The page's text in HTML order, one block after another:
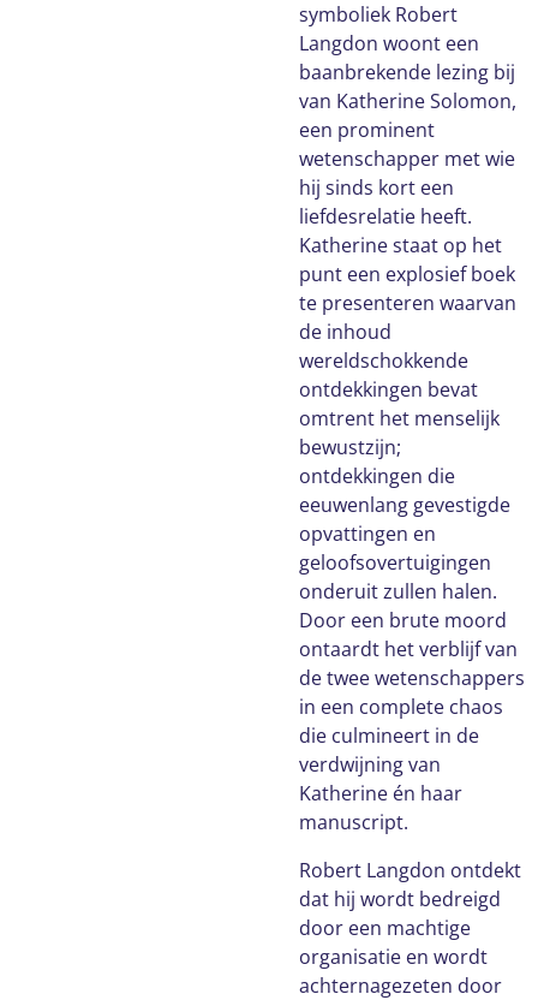
symboliek Robert
Langdon woont een
baanbrekende lezing bij
van Katherine Solomon,
een prominent
wetenschapper met wie
hij sinds kort een
liefdesrelatie heeft.
Katherine staat op het
punt een explosief boek
te presenteren waarvan
de inhoud
wereldschokkende
ontdekkingen bevat
omtrent het menselijk
bewustzijn;
ontdekkingen die
eeuwenlang gevestigde
opvattingen en
geloofsovertuigingen
onderuit zullen halen.
Door een brute moord
ontaardt het verblijf van
de twee wetenschappers
in een complete chaos
die culmineert in de
verdwijning van
Katherine én haar
manuscript.
Robert Langdon ontdekt
dat hij wordt bedreigd
door een machtige
organisatie en wordt
achternagezeten door